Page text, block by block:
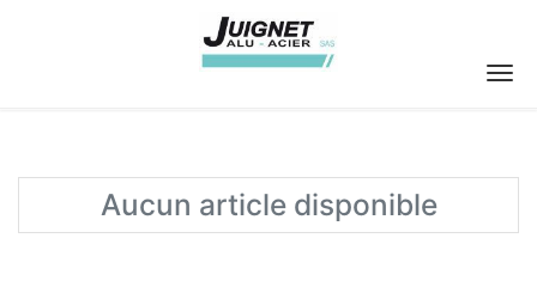
Aucun article disponible